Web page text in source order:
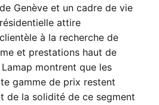
Genève et un cadre de vie
attire
à la recherche de
et prestations haut de
montrent que les
gamme de prix restent
de la solidité de ce segment